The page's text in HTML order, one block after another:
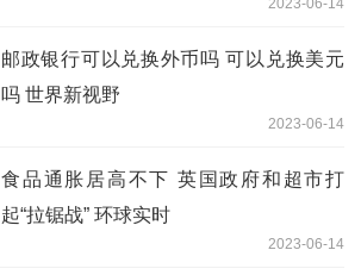
邮政银行可以兑换外币吗 可以兑换美元
吗 世界新视野
2023-06-14
食品通胀居高不下 英国政府和超市打
起“拉锯战” 环球实时
2023-06-14